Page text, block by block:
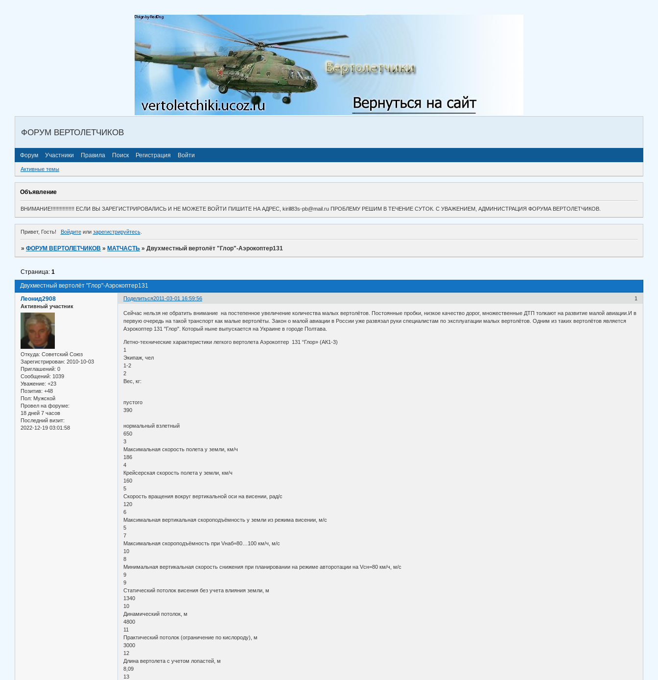
ФОРУМ ВЕРТОЛЕТЧИКОВ
Форум Участники Правила Поиск Регистрация Войти
Активные темы
Объявление
ВНИМАНИЕ!!!!!!!!!!!!!!!! ЕСЛИ ВЫ ЗАРЕГИСТРИРОВАЛИСЬ И НЕ МОЖЕТЕ ВОЙТИ ПИШИТЕ НА АДРЕС, kirill83s-pb@mail.ru ПРОБЛЕМУ РЕШИМ В ТЕЧЕНИЕ СУТОК. С УВАЖЕНИЕМ, АДМИНИСТРАЦИЯ ФОРУМА ВЕРТОЛЕТЧИКОВ.
Привет, Гость! Войдитеили зарегистрируйтесь.
»ФОРУМ ВЕРТОЛЕТЧИКОВ » МАТЧАСТЬ »Двухместный вертолёт "Глор"-Аэрокоптер131
Двухместный вертолёт "Глор"-Аэрокоптер131
Страница:1
Поделиться 1
2011-03-01 16:59:56
Леонид2908
Активный участник
Откуда: Советский Союз
Зарегистрирован: 2010-10-03
Приглашений: 0
Сообщений: 1039
Уважение: +23
Позитив: +48
Пол: Мужской
Провел на форуме:
18 дней 7 часов
Последний визит:
2022-12-19 03:01:58
Сейчас нельзя не обратить внимание на постепенное увеличение количества малых вертолётов. Постоянные пробки, низкое качество дорог, множественные ДТП толкают на развитие малой авиации.И в
первую очередь на такой транспорт как малые вертолёты. Закон о малой авиации в России уже развязал руки специалистам по эксплуатации малых вертолётов. Одним из таких вертолётов является
Аэрокоптер 131 "Глор". Который ныне выпускается на Украине в городе Полтава.
Летно-технические характеристики легкого вертолета Аэрокоптер 131 “Глор» (АК1-3)
1
Экипаж, чел
1-2
2
Вес, кг:
пустого
390
нормальный взлетный
650
3
Максимальная скорость полета у земли, км/ч
186
4
Крейсерская скорость полета у земли, км/ч
160
5
Скорость вращения вокруг вертикальной оси на висении, рад/с
120
6
Максимальная вертикальная скороподъёмность у земли из режима висении, м/с
5
7
Максимальная скороподъёмность при Vнаб=80…100 км/ч, м/с
10
8
Минимальная вертикальная скорость снижения при планировании на режиме авторотации на Vсн=80 км/ч, м/с
9
9
Статический потолок висения без учета влияния земли, м
1340
10
Динамический потолок, м
4800
11
Практический потолок (ограничение по кислороду), м
3000
12
Длина вертолета с учетом лопастей, м
8,09
13